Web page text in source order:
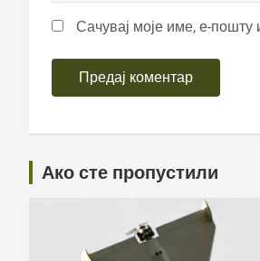
Сачувај моје име, е-
Ако сте пропустили